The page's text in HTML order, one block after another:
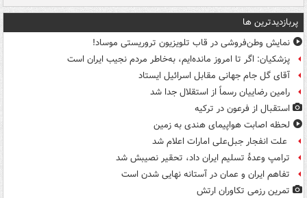
پربازدیدترین ها
نمایش وطن‌فروشی در قاب تلویزیون تروریستی موساد!
پزشکیان: اگر تا امروز مانده‌ایم، به‌خاطر مردم نجیب ایران است
آقای گل جام جهانی مقابل اسرائیل ایستاد
رامین رضاییان رسماً از استقلال جدا شد
استقبال از فرعون در ترکیه
لحظه اصابت هواپیمای هندی به زمین
علت انفجار جبل‌علی امارات اعلام شد
ترامپ وعدۀ تسلیم ایران داد، تحقیر نصیبش شد
تفاهم ایران و عمان در آستانه نهایی شدن است
تمرین رزمی تکاوران ارتش